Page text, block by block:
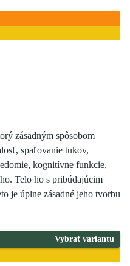
zásadným spôsobom
spaľovanie tukov,
kognitívne funkcie,
Telo ho s pribúdajúcim
je úplne zásadné jeho tvorbu
Vybrať variantu